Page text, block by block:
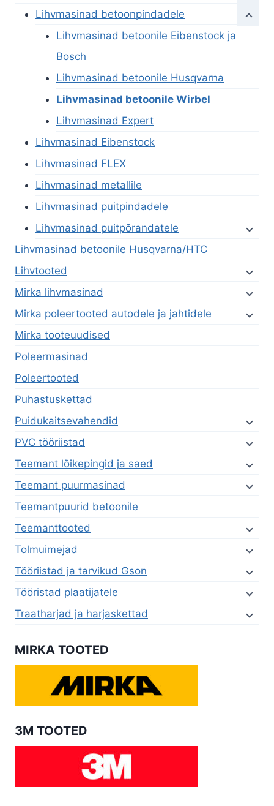
Lihvmasinad betoonpindadele
Lihvmasinad betoonile Eibenstock ja
Bosch
Lihvmasinad betoonile Husqvarna
Lihvmasinad betoonile Wirbel
Lihvmasinad Expert
Lihvmasinad Eibenstock
Lihvmasinad FLEX
Lihvmasinad metallile
Lihvmasinad puitpindadele
Lihvmasinad puitpõrandatele
Lihvmasinad betoonile Husqvarna/HTC
Lihvtooted
Mirka lihvmasinad
Mirka poleertooted autodele ja jahtidele
Mirka tooteuudised
Poleermasinad
Poleertooted
Puhastuskettad
Puidukaitsevahendid
PVC tööriistad
Teemant lõikepingid ja saed
Teemant puurmasinad
Teemantpuurid betoonile
Teemanttooted
Tolmuimejad
Tööriistad ja tarvikud Gson
Tööristad plaatijatele
Traatharjad ja harjaskettad
MIRKA TOOTED
3M TOOTED